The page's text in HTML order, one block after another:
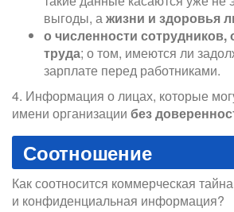
выгоды, ажизни и здоровья
о численности сотрудников,
труда; о том, имеются ли
зарплате перед работниками.
4. Информация о лицах, которые
имени организации без
Соотношение
Как соотносится коммерческая
и конфиденциальная информация?